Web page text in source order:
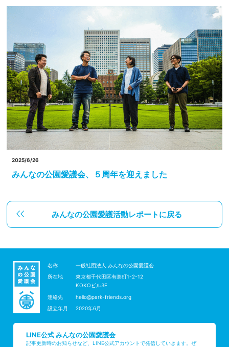
2025/6/26
みんなの公園愛護会、５周年を迎えました
みんなの公園愛護活動レポートに戻る
名称
一般社団法人 みんなの公園愛護会
所在地
東京都千代田区有楽町1-2-12
KOKOビル3F
連絡先
hello@park-friends.org
設立年月
2020年6月
LINE公式 みんなの公園愛護会
記事更新時のお知らせなど、LINE公式アカウントで発信していきます。ぜ